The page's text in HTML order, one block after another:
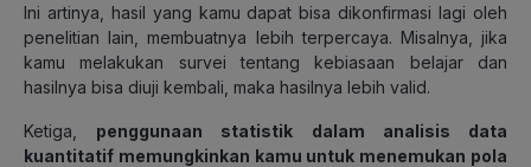
Ini artinya, hasil yang kamu dapat bisa dikonfirmasi lagi oleh
penelitian lain, membuatnya lebih terpercaya. Misalnya, jika
kamu melakukan survei tentang kebiasaan belajar dan
hasilnya bisa diuji kembali, maka hasilnya lebih valid.
Ketiga, penggunaan statistik dalam analisis data
kuantitatif memungkinkan kamu untuk menemukan pola